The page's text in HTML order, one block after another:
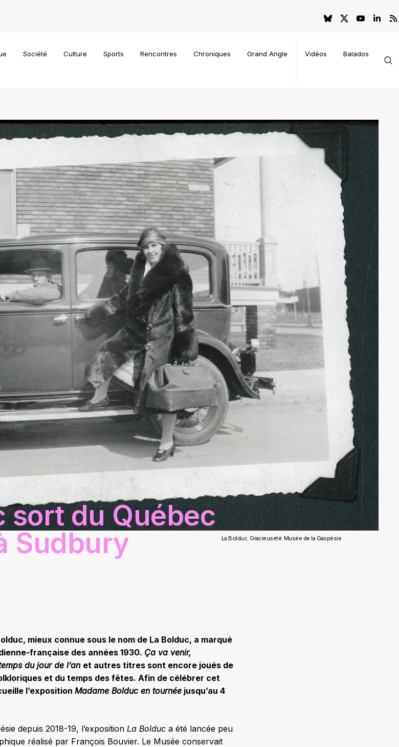
Société Culture Sports Rencontres Chroniques Grand Angle Vidéos Balados
La Bolduc. Gracieuseté: Musée de la Gaspésie
sort du Québec
Sudbury
mieux connue sous le nom de La Bolduc, a marqué
française des années 1930. Ça va venir,
du jour de l’an et autres titres sont encore joués de
et du temps des fêtes. Afin de célébrer cet
l’exposition Madame Bolduc en tournée jusqu’au 4
depuis 2018-19, l’exposition La Bolduc a été lancée peu
réalisé par François Bouvier. Le Musée conservait